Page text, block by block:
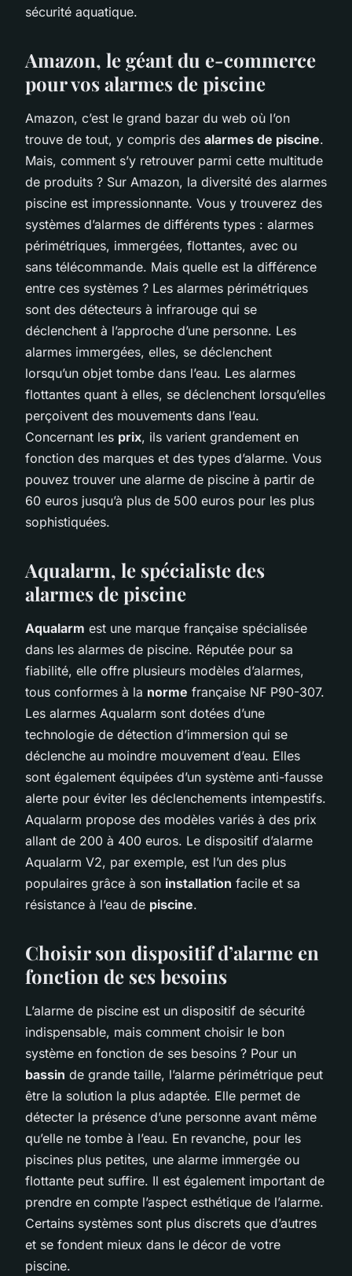
sécurité aquatique.
Amazon, le géant du e-commerce
pour vos alarmes de piscine
Amazon, c’est le grand bazar du web où l’on
trouve de tout, y compris des alarmes de piscine.
Mais, comment s’y retrouver parmi cette multitude
de produits ? Sur Amazon, la diversité des alarmes
piscine est impressionnante. Vous y trouverez des
systèmes d’alarmes de différents types : alarmes
périmétriques, immergées, flottantes, avec ou
sans télécommande. Mais quelle est la différence
entre ces systèmes ? Les alarmes périmétriques
sont des détecteurs à infrarouge qui se
déclenchent à l’approche d’une personne. Les
alarmes immergées, elles, se déclenchent
lorsqu’un objet tombe dans l’eau. Les alarmes
flottantes quant à elles, se déclenchent lorsqu’elles
perçoivent des mouvements dans l’eau.
Concernant les prix, ils varient grandement en
fonction des marques et des types d’alarme. Vous
pouvez trouver une alarme de piscine à partir de
60 euros jusqu’à plus de 500 euros pour les plus
sophistiquées.
Aqualarm, le spécialiste des
alarmes de piscine
Aqualarm est une marque française spécialisée
dans les alarmes de piscine. Réputée pour sa
fiabilité, elle offre plusieurs modèles d’alarmes,
tous conformes à la norme française NF P90-307.
Les alarmes Aqualarm sont dotées d’une
technologie de détection d’immersion qui se
déclenche au moindre mouvement d’eau. Elles
sont également équipées d’un système anti-fausse
alerte pour éviter les déclenchements intempestifs.
Aqualarm propose des modèles variés à des prix
allant de 200 à 400 euros. Le dispositif d’alarme
Aqualarm V2, par exemple, est l’un des plus
populaires grâce à son installation facile et sa
résistance à l’eau de piscine.
Choisir son dispositif d’alarme en
fonction de ses besoins
L’alarme de piscine est un dispositif de sécurité
indispensable, mais comment choisir le bon
système en fonction de ses besoins ? Pour un
bassin de grande taille, l’alarme périmétrique peut
être la solution la plus adaptée. Elle permet de
détecter la présence d’une personne avant même
qu’elle ne tombe à l’eau. En revanche, pour les
piscines plus petites, une alarme immergée ou
flottante peut suffire. Il est également important de
prendre en compte l’aspect esthétique de l’alarme.
Certains systèmes sont plus discrets que d’autres
et se fondent mieux dans le décor de votre
piscine.